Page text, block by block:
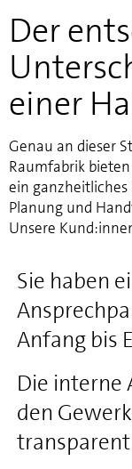
Der
einer
Genau an dieser
Raumfabrik
ein ganzheitliches
Planung und
Unsere
Sie haben
Anfang bis
Die interne
den